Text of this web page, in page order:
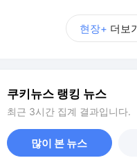
현장+ 더보
쿠키뉴스 랭킹 뉴스
최근 3시간 집계 결과입니다.
많이 본 뉴스